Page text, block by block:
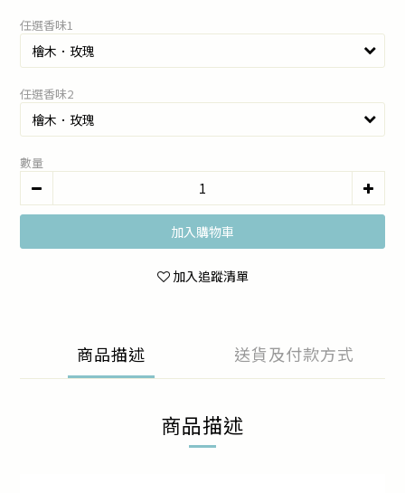
任選香味1
任選香味2
數量
加入購物車
加入追蹤清單
商品描述 送貨及付款方式
商品描述